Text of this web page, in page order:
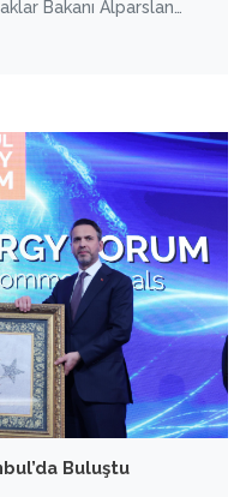
Bakanı Alparslan
Bakan Bayraktar’ın
Buluştu